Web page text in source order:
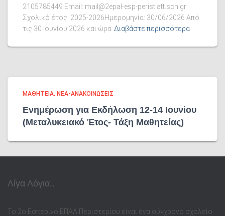
2105785449 Email: mail@2epal-esp-perist.att.sch.gr
Σχολικό έτος: 2025-2026Ημερομηνία: 30/06/2026 Από
τις 30 Ιουνίου 2026 και ώρα Διαβάστε περισσότερα
ΜΑΘΗΤΕΙΑ ΝΕΑ-ΑΝΑΚΟΙΝΩΣΕΙΣ
Ενημέρωση για Εκδήλωση 12-14 Ιουνίου
(Μεταλυκειακό Έτος- Τάξη Μαθητείας)
Λίγα Λόγια..
Το 2ο Εσπερινό ΕΠΑΛ Περιστερίου είναι ένα σύγχρονο σχολείο